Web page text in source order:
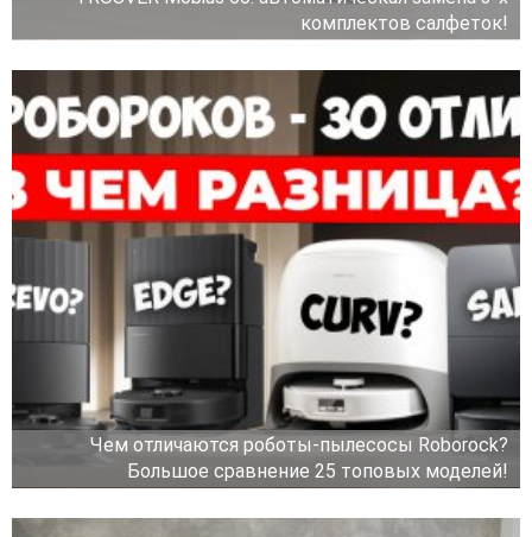
комплектов салфеток!
Чем отличаются роботы-пылесосы Roborock?
Большое сравнение 25 топовых моделей!